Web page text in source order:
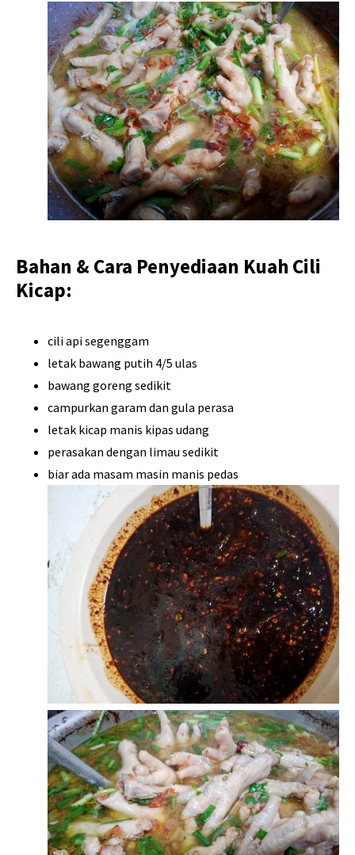
Bahan & Cara Penyediaan Kuah Cili
Kicap:
cili api segenggam
letak bawang putih 4/5 ulas
bawang goreng sedikit
campurkan garam dan gula perasa
letak kicap manis kipas udang
perasakan dengan limau sedikit
biar ada masam masin manis pedas